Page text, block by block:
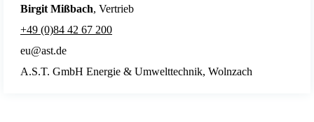
Birgit Mißbach, Vertrieb
+49 (0)84 42 67 200
eu@ast.de
A.S.T. GmbH Energie & Umwelttechnik, Wolnzach